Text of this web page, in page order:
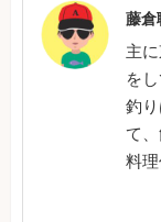
藤倉
主
を
釣
て
料